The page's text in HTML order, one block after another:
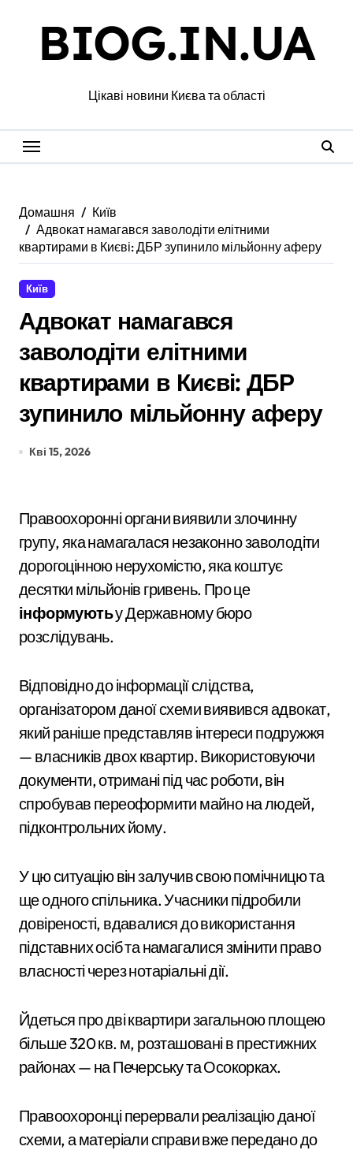
BIOG.IN.UA
Цікаві новини Києва та області
Домашня
Київ
Адвокат намагався заволодіти елітними
квартирами в Києві: ДБР зупинило мільйонну аферу
Київ
Адвокат намагався
заволодіти елітними
квартирами в Києві: ДБР
зупинило мільйонну аферу
Кві 15, 2026
Правоохоронні органи виявили злочинну
групу, яка намагалася незаконно заволодіти
дорогоцінною нерухомістю, яка коштує
десятки мільйонів гривень. Про це
інформуютьу Державному бюро
розслідувань.
Відповідно до інформації слідства,
організатором даної схеми виявився адвокат,
який раніше представляв інтереси подружжя
— власників двох квартир. Використовуючи
документи, отримані під час роботи, він
спробував переоформити майно на людей,
підконтрольних йому.
У цю ситуацію він залучив свою помічницю та
ще одного спільника. Учасники підробили
довіреності, вдавалися до використання
підставних осіб та намагалися змінити право
власності через нотаріальні дії.
Йдеться про дві квартири загальною площею
більше 320 кв. м, розташовані в престижних
районах — на Печерську та Осокорках.
Правоохоронці перервали реалізацію даної
схеми, а матеріали справи вже передано до